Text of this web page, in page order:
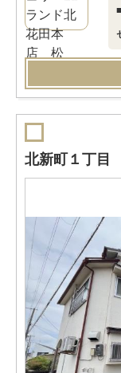
北新町１丁